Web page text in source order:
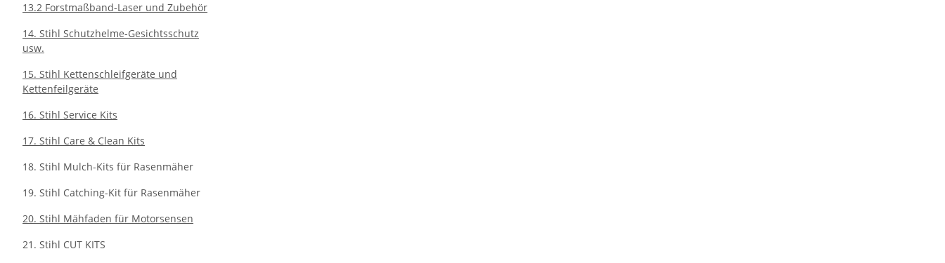
13.2 Forstmaßband-Laser und Zubehör
14. Stihl Schutzhelme-Gesichtsschutz
usw.
15. Stihl Kettenschleifgeräte und
Kettenfeilgeräte
16. Stihl Service Kits
17. Stihl Care & Clean Kits
18. Stihl Mulch-Kits für Rasenmäher
19. Stihl Catching-Kit für Rasenmäher
20. Stihl Mähfaden für Motorsensen
21. Stihl CUT KITS